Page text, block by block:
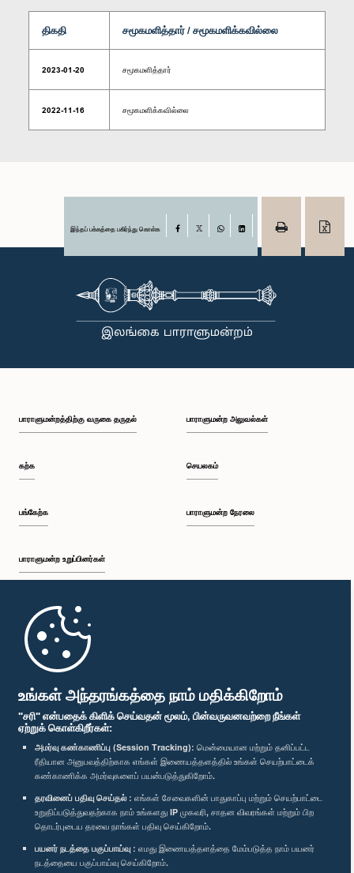
உங்கள் அந்தரங்கத்தை நாம் மதிக்கிறோம்
"சரி" என்பதைக் கிளிக் செய்வதன் மூலம், பின்வருவனவற்றை நீங்கள்
ஏற்றுக் கொள்கிறீர்கள்:
அமர்வு கண்காணிப்பு (Session Tracking): மென்மையான மற்றும் தனிப்பட்ட
ரீதியான அனுபவத்திற்காக எங்கள் இணையத்தளத்தில் உங்கள் செயற்பாட்டைக்
கண்காணிக்க அமர்வுகளைப் பயன்படுத்துகிறோம்.
தரவினைப் பதிவு செய்தல் : எங்கள் சேவைகளின் பாதுகாப்பு மற்றும் செயற்பாட்டை
உறுதிப்படுத்துவதற்காக நாம் உங்களது IP முகவரி, சாதன விவரங்கள் மற்றும் பிற
தொடர்புடைய தரவை நாங்கள் பதிவு செய்கிறோம்.
பயனர் நடத்தை பகுப்பாய்வு : எமது இணையத்தளத்தை மேம்படுத்த நாம் பயனர்
நடத்தையை பகுப்பாய்வு செய்கிறோம்.
திகதி சமூகமளித்தார் / சமூகமளிக்கவில்லை
2023-01-20 சமூகமளித்தார்
2022-11-16 சமூகமளிக்கவில்லை
இந்தப் பக்கத்தை பகிர்ந்து கொள்க Facebook
பாராளுமன்றத்திற்கு வருகை தருதல்
கற்க
பங்கேற்க
பாராளுமன்ற உறுப்பினர்கள்
முதற்பக்கம்
பாராளுமன்ற அலுவல்கள்
செயலகம்
பாராளுமன்ற நேரலை
பாராளுமன்ற கையடக்க செயலி
எம்மை பின்தொடர்க :
விருதுகள்
தனியுரிமைக் கொள்கை